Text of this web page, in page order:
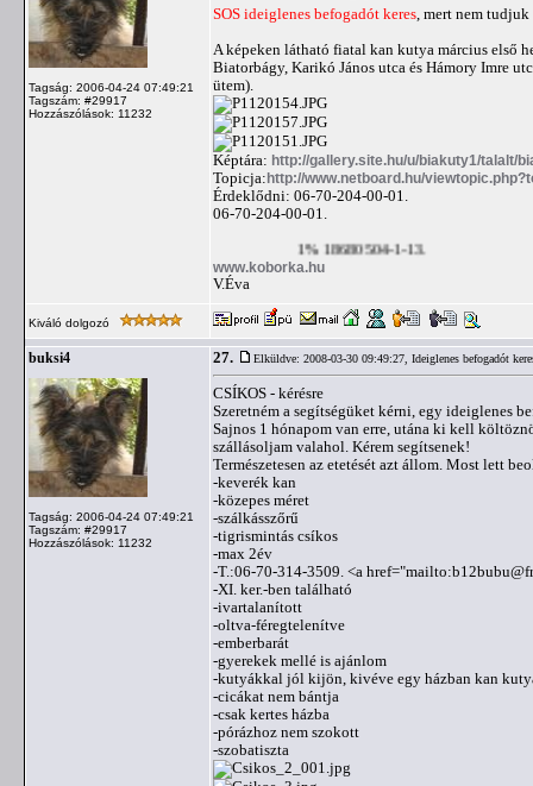
Tagság: 2006-04-24 07:49:21
Tagszám: #29917
Hozzászólások: 11232
SOS ideiglenes befogadót keres , mert nem
A képeken látható fiatal kan kutya március első
Biatorbágy, Karikó János utca és Hámory Imre
ütem).
Képtára: http://gallery.site.hu/u/biakuty1/talalt/
Topicja:http://www.netboard.hu/
Érdeklődni: 06-70-204-00-01.
06-70-204-00-01.
1% 18680504-1-13.
www.koborka.hu
V.Éva
Kiváló dolgozó
buksi4
Tagság: 2006-04-24 07:49:21
Tagszám: #29917
Hozzászólások: 11232
27. Elküldve: 2008-03-30 09:49:27, Ideiglenes befogadót
CSÍKOS - kérésre
Szeretném a segítségüket kérni, egy ideiglenes
Sajnos 1 hónapom van erre, utána ki kell
szállásoljam valahol. Kérem segítsenek!
Természetesen az etetését azt állom. Most lett
-keverék kan
-közepes méret
-szálkásszőrű
-tigrismintás csíkos
-max 2év
-T.:06-70-314-3509. <a href="mailto:
-XI. ker.-ben található
-ivartalanított
-oltva-féregtelenítve
-emberbarát
-gyerekek mellé is ajánlom
-kutyákkal jól kijön, kivéve egy házban kan
-cicákat nem bántja
-csak kertes házba
-pórázhoz nem szokott
-szobatiszta